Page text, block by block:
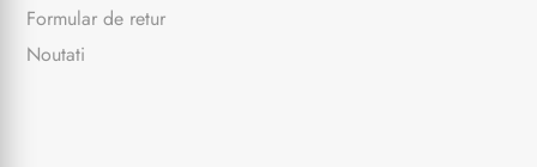
Formular de retur
Noutati